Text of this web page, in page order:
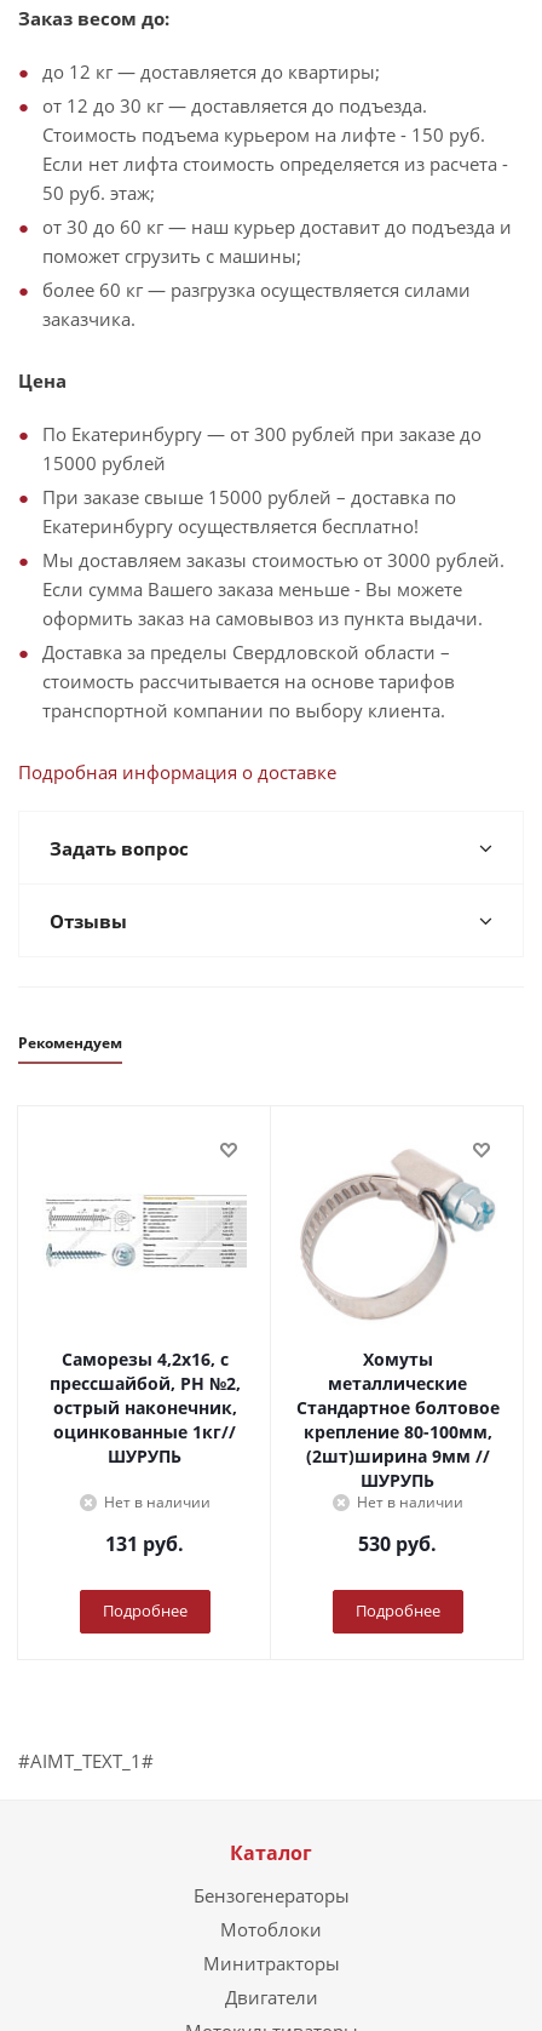
Заказ весом до:
до 12 кг — доставляется до квартиры;
от 12 до 30 кг — доставляется до подъезда.
Стоимость подъема курьером на лифте - 150 руб.
Если нет лифта стоимость определяется из расчета -
50 руб. этаж;
от 30 до 60 кг — наш курьер доставит до подъезда и
поможет сгрузить с машины;
более 60 кг — разгрузка осуществляется силами
заказчика.
Цена
По Екатеринбургу — от 300 рублей при заказе до
15000 рублей
При заказе свыше 15000 рублей – доставка по
Екатеринбургу осуществляется бесплатно!
Мы доставляем заказы стоимостью от 3000 рублей.
Если сумма Вашего заказа меньше - Вы можете
оформить заказ на самовывоз из пункта выдачи.
Доставка за пределы Свердловской области –
стоимость рассчитывается на основе тарифов
транспортной компании по выбору клиента.
Подробная информация о доставке
Задать вопрос
Отзывы
Рекомендуем
Саморезы 4,2х16, с
прессшайбой, PH №2,
острый наконечник,
оцинкованные 1кг//
ШУРУПЬ
Нет в наличии
131 руб.
Подробнее
Хомуты
металлические
Стандартное болтовое
крепление 80-100мм,
(2шт)ширина 9мм //
ШУРУПЬ
Нет в наличии
530 руб.
Подробнее
#AIMT_TEXT_1#
Каталог
Бензогенераторы
Мотоблоки
Минитракторы
Двигатели